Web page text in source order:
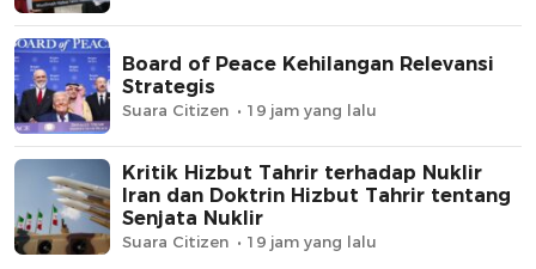
Board of Peace Kehilangan Relevansi
Strategis
Suara Citizen 19 jam yang lalu
Kritik Hizbut Tahrir terhadap Nuklir
Iran dan Doktrin Hizbut Tahrir tentang
Senjata Nuklir
Suara Citizen 19 jam yang lalu